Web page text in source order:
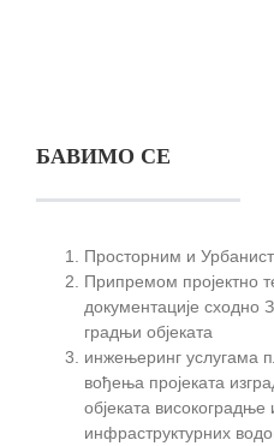
БАВИМО СЕ
Просторним и
Припремом пројектно
документације сходно
градњи објеката
инжењеринг услугама
вођења пројеката
објеката
инфраструктурних